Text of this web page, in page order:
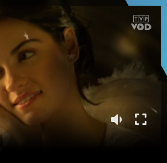
Nie igraj z aniołem